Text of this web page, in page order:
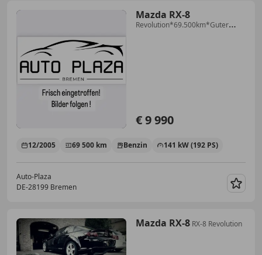
Mazda RX-8
Revolution*69.500km*Guter
€ 9 990
12/2005 69 500 km Benzin 141 kW (192 PS)
Auto-Plaza
DE-28199 Bremen
Mazda RX-8 RX-8 Revolution